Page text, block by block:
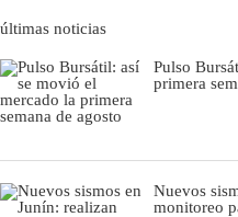
últimas noticias
Pulso
primera
Nuevos
monitoreo